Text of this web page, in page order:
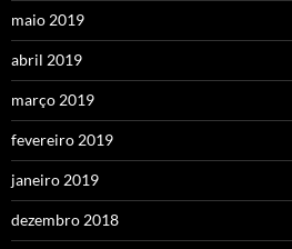
maio 2019
abril 2019
março 2019
fevereiro 2019
janeiro 2019
dezembro 2018